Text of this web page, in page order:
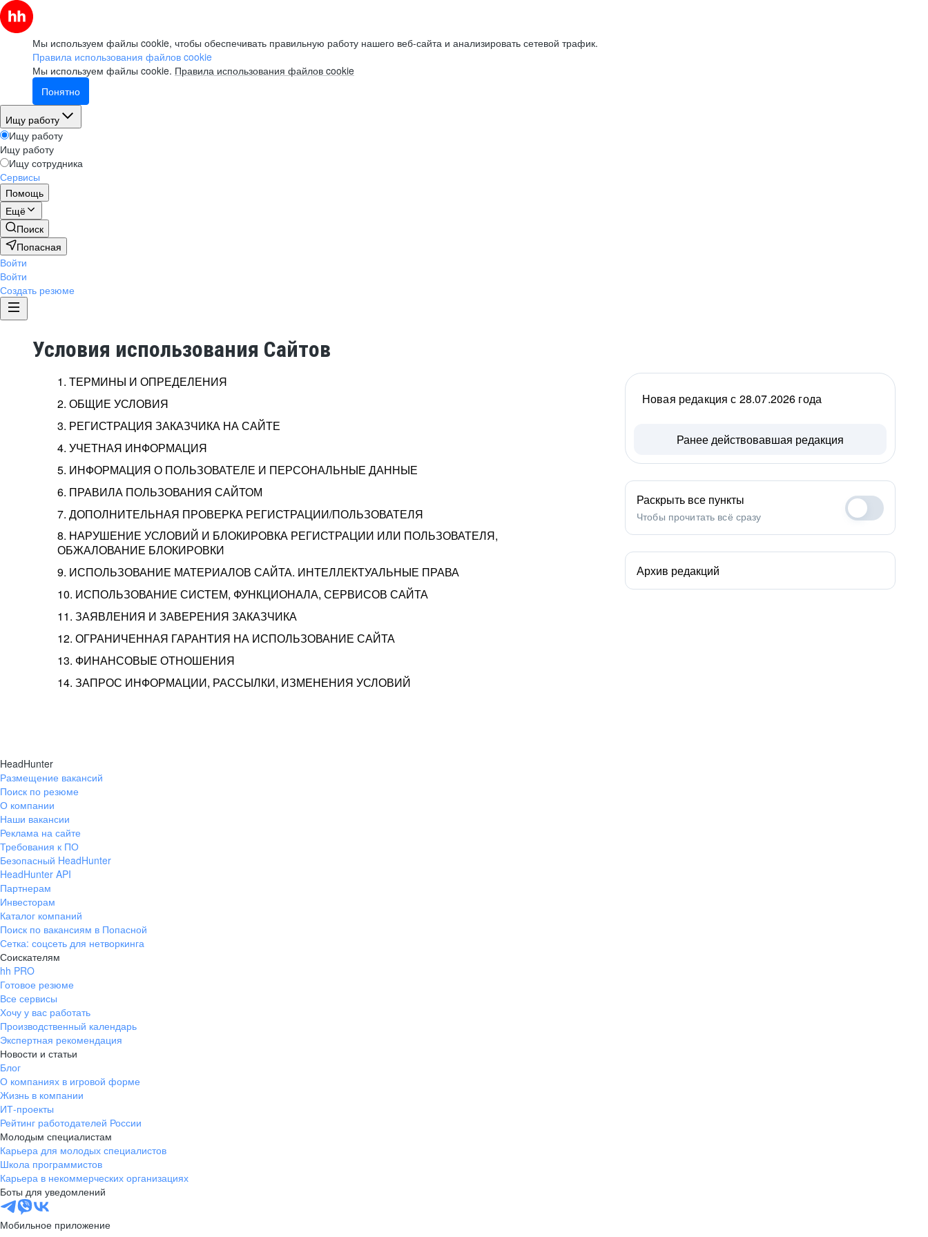
Мы используем файлы cookie, чтобы обеспечивать правильную работу нашего веб-сайта и анализировать сетевой трафик.
Правила использования файлов cookie
Мы используем файлы cookie. Правила использования файлов cookie
Понятно
Ищу работу
Ищу работу
Ищу работу
Ищу сотрудника
Сервисы
Помощь
Ещё
Поиск
Попасная
Войти
Войти
Создать резюме
Условия использования Сайтов
1. ТЕРМИНЫ И ОПРЕДЕЛЕНИЯ
2. ОБЩИЕ УСЛОВИЯ
3. РЕГИСТРАЦИЯ ЗАКАЗЧИКА НА САЙТЕ
4. УЧЕТНАЯ ИНФОРМАЦИЯ
5. ИНФОРМАЦИЯ О ПОЛЬЗОВАТЕЛЕ И ПЕРСОНАЛЬНЫЕ ДАННЫЕ
6. ПРАВИЛА ПОЛЬЗОВАНИЯ САЙТОМ
7. ДОПОЛНИТЕЛЬНАЯ ПРОВЕРКА РЕГИСТРАЦИИ/ПОЛЬЗОВАТЕЛЯ
8. НАРУШЕНИЕ УСЛОВИЙ И БЛОКИРОВКА РЕГИСТРАЦИИ ИЛИ ПОЛЬЗОВАТЕЛЯ,
ОБЖАЛОВАНИЕ БЛОКИРОВКИ
9. ИСПОЛЬЗОВАНИЕ МАТЕРИАЛОВ САЙТА. ИНТЕЛЛЕКТУАЛЬНЫЕ ПРАВА
10. ИСПОЛЬЗОВАНИЕ СИСТЕМ, ФУНКЦИОНАЛА, СЕРВИСОВ САЙТА
11. ЗАЯВЛЕНИЯ И ЗАВЕРЕНИЯ ЗАКАЗЧИКА
12. ОГРАНИЧЕННАЯ ГАРАНТИЯ НА ИСПОЛЬЗОВАНИЕ САЙТА
13. ФИНАНСОВЫЕ ОТНОШЕНИЯ
14. ЗАПРОС ИНФОРМАЦИИ, РАССЫЛКИ, ИЗМЕНЕНИЯ УСЛОВИЙ
Новая редакция с 28.07.2026 года
Ранее действовавшая редакция
Раскрыть все пункты
Чтобы прочитать всё сразу
Архив редакций
HeadHunter
Размещение вакансий
Поиск по резюме
О компании
Наши вакансии
Реклама на сайте
Требования к ПО
Безопасный HeadHunter
HeadHunter API
Партнерам
Инвесторам
Каталог компаний
Поиск по вакансиям в Попасной
Сетка: соцсеть для нетворкинга
Соискателям
hh PRO
Готовое резюме
Все сервисы
Хочу у вас работать
Производственный календарь
Экспертная рекомендация
Новости и статьи
Блог
О компаниях в игровой форме
Жизнь в компании
ИТ-проекты
Рейтинг работодателей России
Молодым специалистам
Карьера для молодых специалистов
Школа программистов
Карьера в некоммерческих организациях
Боты для уведомлений
Мобильное приложение